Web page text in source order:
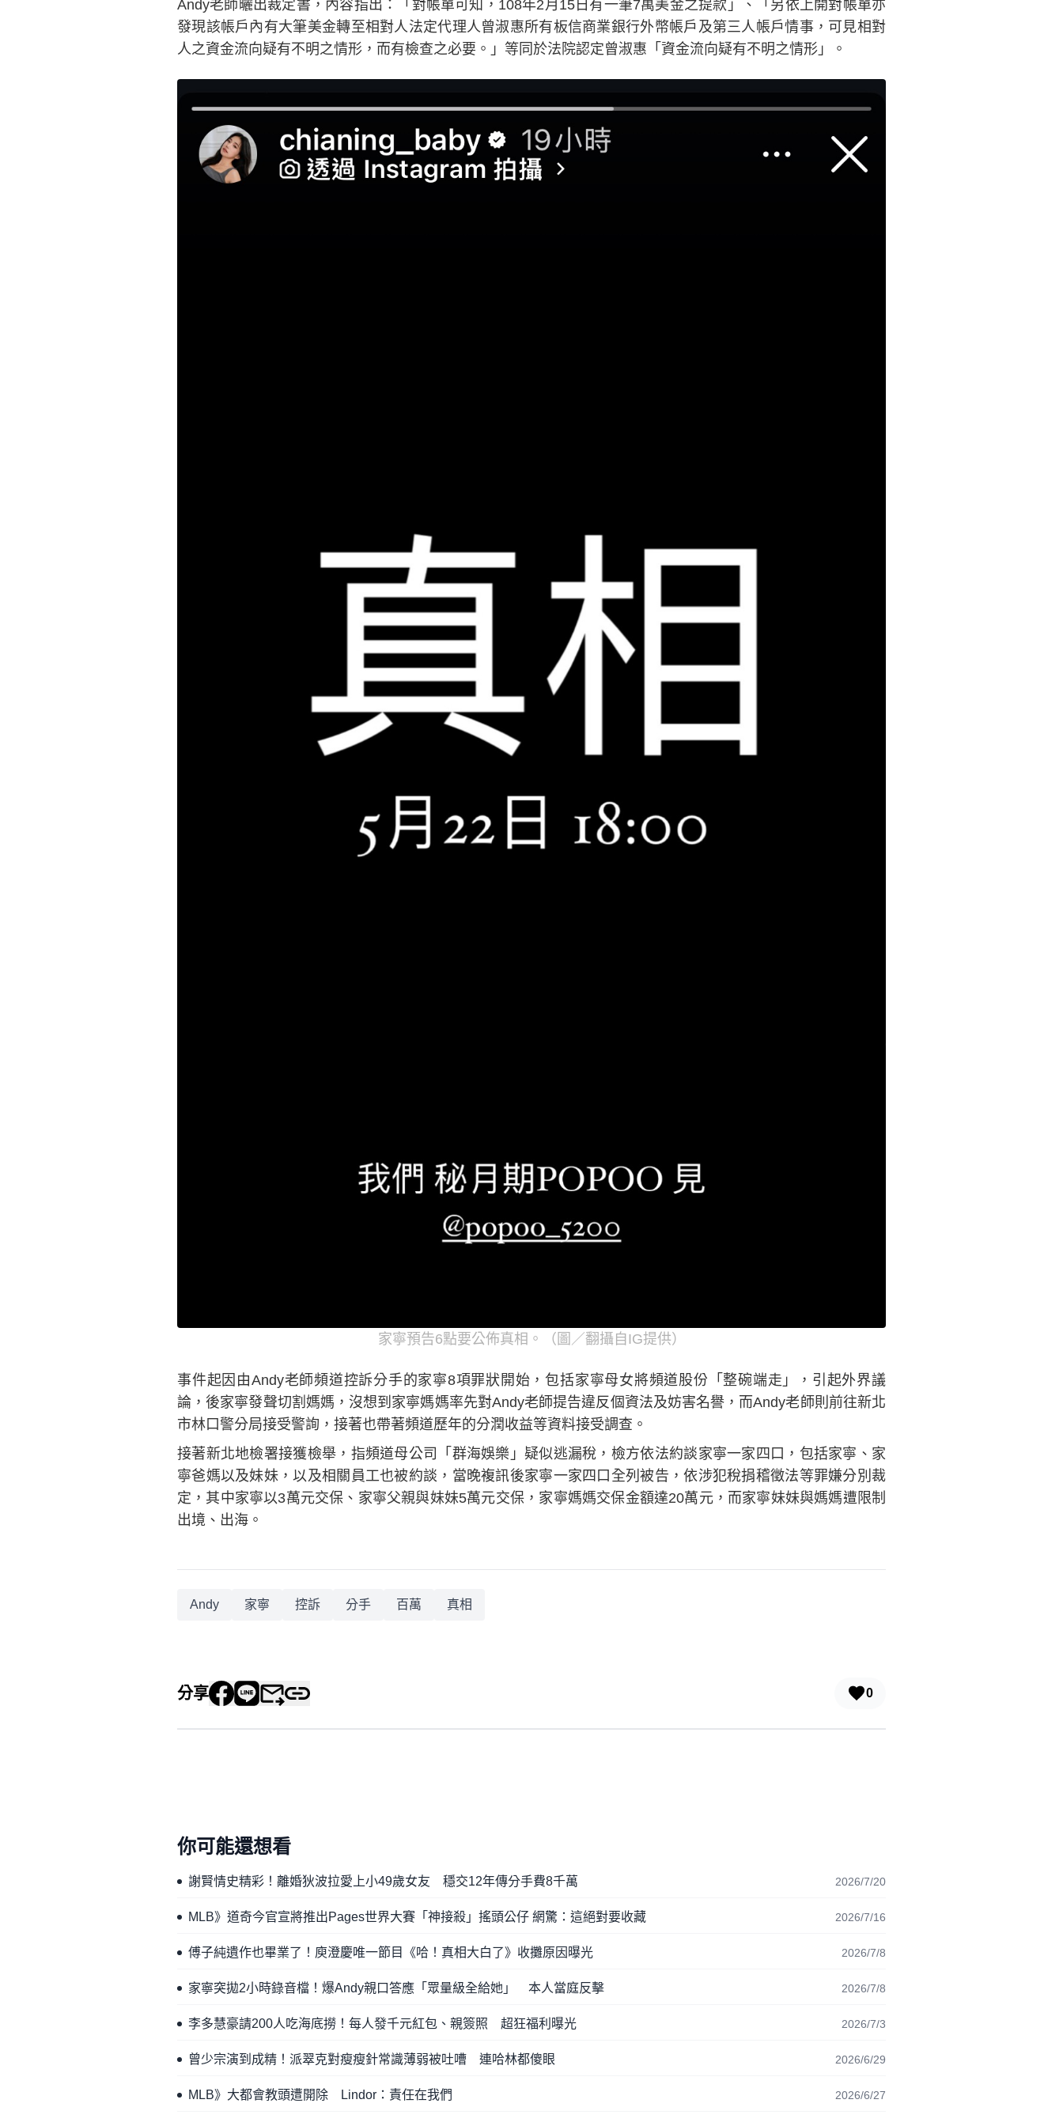
Andy老師曬出裁定書，內容指出：「對帳單可知，108年2月15日有一筆7萬美金之提款」、「另依上開對帳單亦
發現該帳戶內有大筆美金轉至相對人法定代理人曾淑惠所有板信商業銀行外幣帳戶及第三人帳戶情事，可見相對
人之資金流向疑有不明之情形，而有檢查之必要。」等同於法院認定曾淑惠「資金流向疑有不明之情形」。
家寧預告6點要公佈真相。（圖／翻攝自IG提供）
事件起因由Andy老師頻道控訴分手的家寧8項罪狀開始，包括家寧母女將頻道股份「整碗端走」，引起外界議
論，後家寧發聲切割媽媽，沒想到家寧媽媽率先對Andy老師提告違反個資法及妨害名譽，而Andy老師則前往新北
市林口警分局接受警詢，接著也帶著頻道歷年的分潤收益等資料接受調查。
接著新北地檢署接獲檢舉，指頻道母公司「群海娛樂」疑似逃漏稅，檢方依法約談家寧一家四口，包括家寧、家
寧爸媽以及妹妹，以及相關員工也被約談，當晚複訊後家寧一家四口全列被告，依涉犯稅捐稽徵法等罪嫌分別裁
定，其中家寧以3萬元交保、家寧父親與妹妹5萬元交保，家寧媽媽交保金額達20萬元，而家寧妹妹與媽媽遭限制
出境、出海。
Andy 家寧 控訴 分手 百萬 真相
分享 0
你可能還想看
謝賢情史精彩！離婚狄波拉愛上小49歲女友 穩交12年傳分手費8千萬 2026/7/20
MLB》道奇今官宣將推出Pages世界大賽「神接殺」搖頭公仔 網驚：這絕對要收藏 2026/7/16
傅子純遺作也畢業了！庾澄慶唯一節目《哈！真相大白了》收攤原因曝光 2026/7/8
家寧突拋2小時錄音檔！爆Andy親口答應「眾量級全給她」 本人當庭反擊 2026/7/8
李多慧豪請200人吃海底撈！每人發千元紅包、親簽照 超狂福利曝光 2026/7/3
曾少宗演到成精！派翠克對瘦瘦針常識薄弱被吐嘈 連哈林都傻眼 2026/6/29
MLB》大都會教頭遭開除 Lindor：責任在我們 2026/6/27